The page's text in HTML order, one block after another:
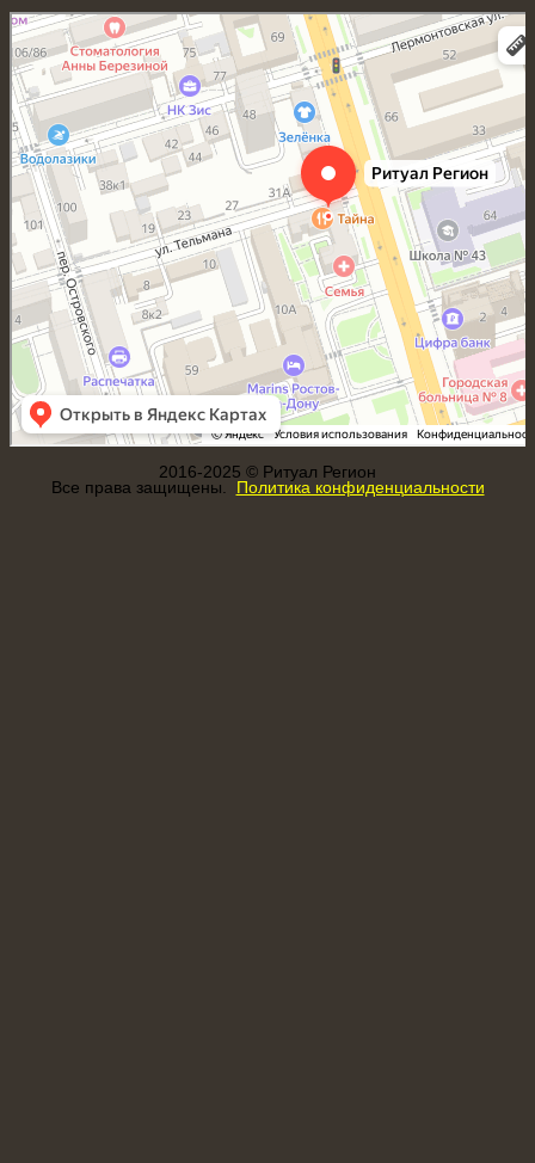
Ритуал Регион
Ритуальные услуги в Ростове‑на‑Дону
Ритуальные принадлежности в Ростове‑на‑Дону
2016-2025 © Ритуал Регион
Все права защищены.
Политика конфиденциальности